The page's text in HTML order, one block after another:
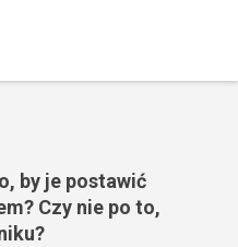
by je postawić
Czy nie po to,